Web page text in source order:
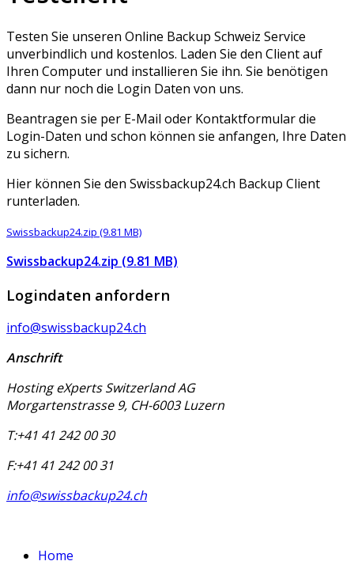
Testen Sie unseren Online Backup Schweiz Service
unverbindlich und kostenlos. Laden Sie den Client auf
Ihren Computer und installieren Sie ihn. Sie benötigen
dann nur noch die Login Daten von uns.
Beantragen sie per E-Mail oder Kontaktformular die
Login-Daten und schon können sie anfangen, Ihre Daten
zu sichern.
Hier können Sie den Swissbackup24.ch Backup Client
runterladen.
Swissbackup24.zip (9.81 MB)
Swissbackup24.zip (9.81 MB)
Logindaten anfordern
info@swissbackup24.ch
Anschrift
Hosting eXperts Switzerland AG
Morgartenstrasse 9, CH-6003 Luzern
T:+41 41 242 00 30
F:+41 41 242 00 31
info@swissbackup24.ch
Home